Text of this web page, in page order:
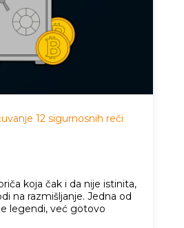
12 sigurnosnih reči
koja čak i da nije istinita,
na razmišljanje. Jedna od
legendi, već gotovo